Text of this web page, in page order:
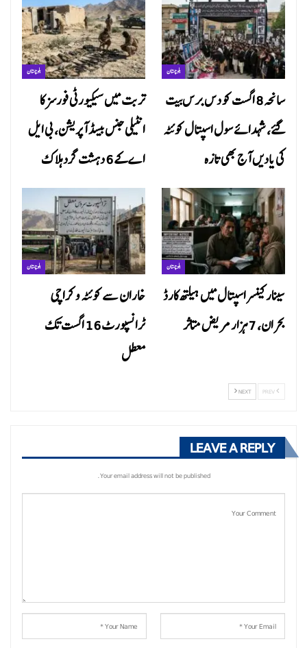
بلوچستان
تربت میں سیکیورٹی فورسز کا
انٹیلی جنس بیسڈ آپریشن، بی ایل
اے کے 6 دہشت گرد ہلاک
بلوچستان
سانحہ 8 اگست کو دس برس بیت
گئے، شہدائے سول اسپتال کوئٹہ
کی یادیں آج بھی تازہ
بلوچستان
خاران سے کوئٹہ و کراچی
ٹرانسپورٹ 16 اگست تک
معطل
بلوچستان
سینار کینسر اسپتال میں ہیلتھ کارڈ
بحران، 7 ہزار مریض متاثر
NEXT
LEAVE A REPLY
Your email address will not be published.